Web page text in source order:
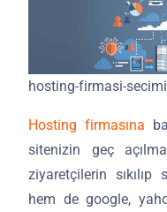
hosting-firmasi-
Hosting firmasına
sitenizin geç
ziyaretçilerin sıkılıp
hem de google,